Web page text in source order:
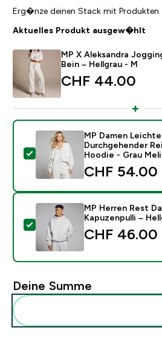
Erg�nze deinen Stack mit Produkten
Aktuelles Produkt ausgew�hlt
MP X Aleksandra
Bein – Hellgrau - M
CHF 44.00‎
Dieses Produkt ausw�hlen
MP Damen
Durchgehender
Hoodie - Grau
CHF 54.00‎
Dieses Produkt ausw�hlen
MP Herren Rest
Kapuzenpulli –
CHF 46.00‎
Deine Summe